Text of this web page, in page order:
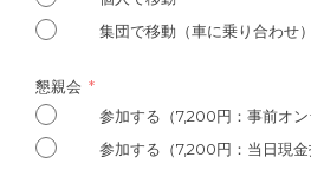
集団で移動（車に乗り合わせ）
懇親会
参加する（7,200円：事前オン
参加する（7,200円：当日現金